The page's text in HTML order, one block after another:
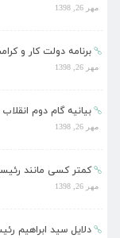
مهر 26, 1398
برنامه دولت کار و
مهر 26, 1398
بیانیه گام دوم
مهر 26, 1398
کمتر کسی مانند
مهر 26, 1398
دلایل سید ابراهیم